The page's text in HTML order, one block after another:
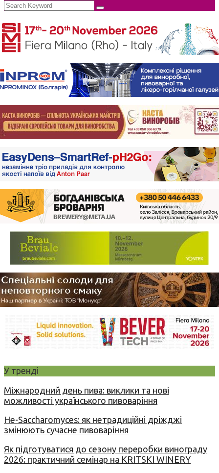
У тренді
Міжнародний день пива: виклики та нові
можливості українського пивоваріння
Не-Saccharomyces: як нетрадиційні дріжджі
змінюють сучасне пивоваріння
Як підготуватися до сезону переробки винограду
2026: практичний семінар на KRITSKI WINERY